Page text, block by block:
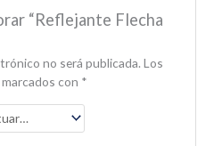
“Reflejante Flecha
no será publicada. Los
con *